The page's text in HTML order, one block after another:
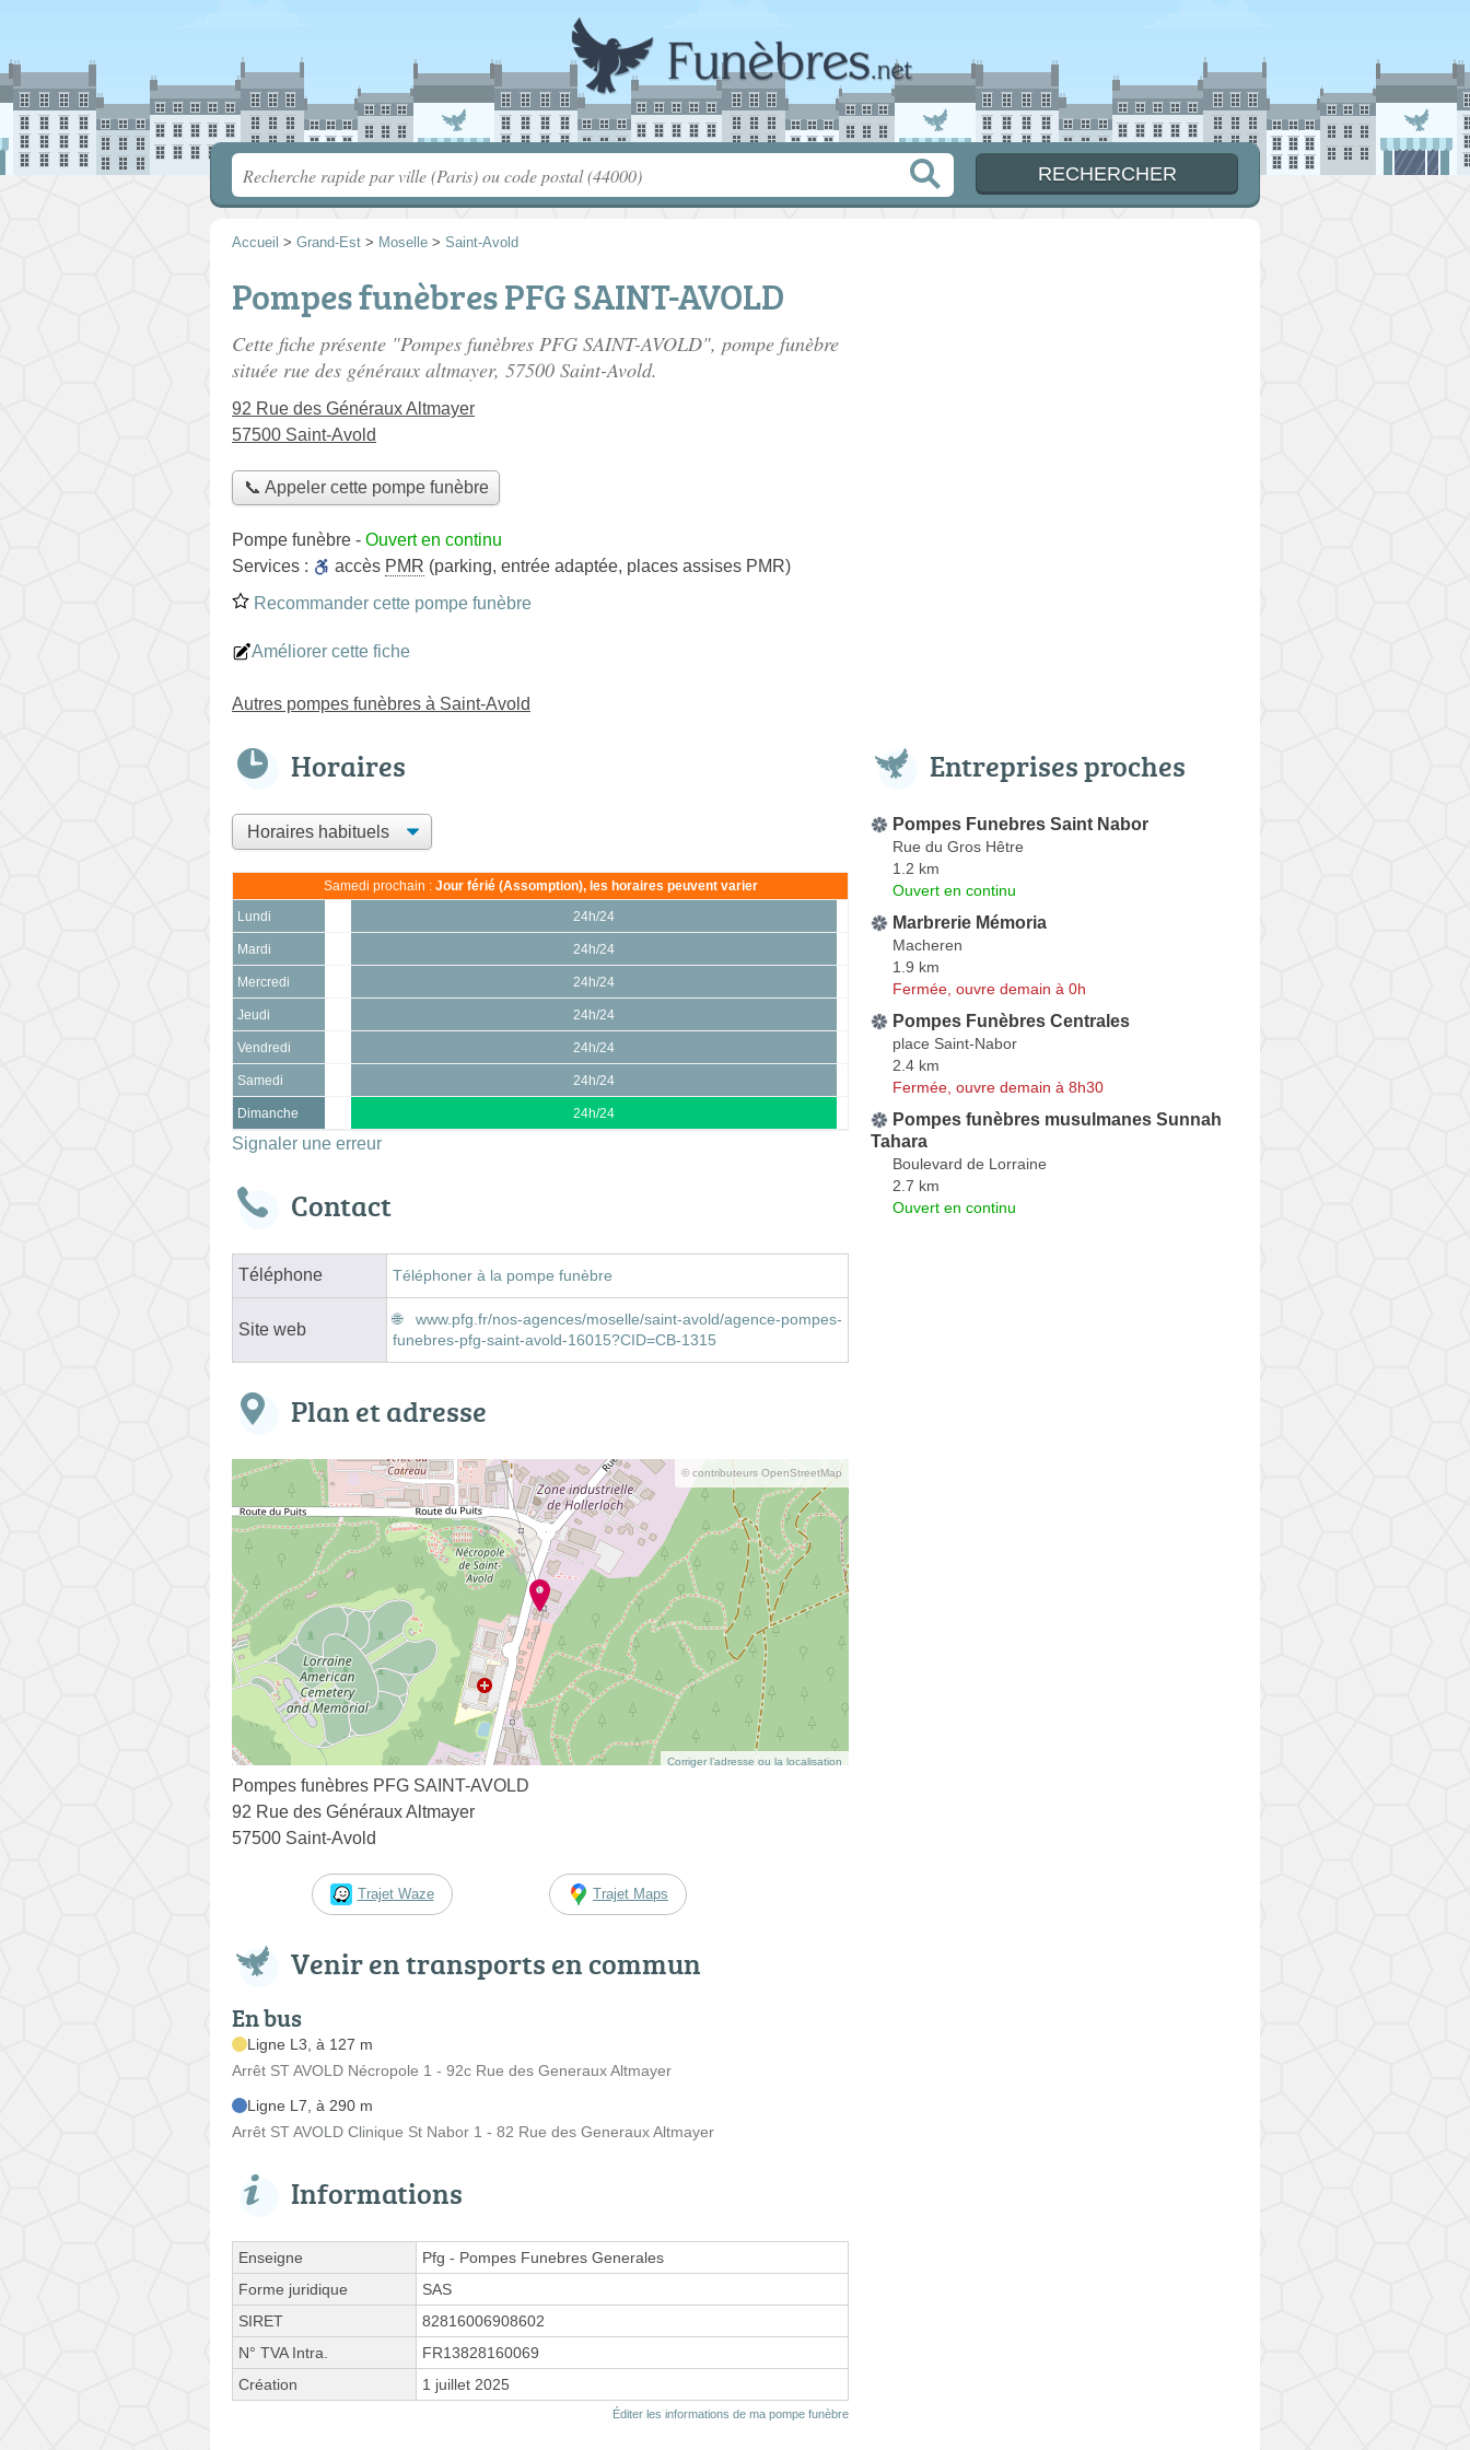
Accueil > Grand-Est > Moselle > Saint-Avold
Pompes funèbres PFG SAINT-AVOLD
Cette fiche présente "Pompes funèbres PFG SAINT-AVOLD", pompe funèbre
située rue des généraux altmayer, 57500 Saint-Avold.
92 Rue des Généraux Altmayer
57500 Saint-Avold
📞 Appeler cette pompe funèbre
Pompe funèbre - Ouvert en continu
Services :
accès PMR (parking, entrée adaptée, places assises PMR)
Recommander cette pompe funèbre
Améliorer cette fiche
Autres pompes funèbres à Saint-Avold
Horaires
Samedi prochain : Jour férié (Assomption), les horaires peuvent varier
Lundi 24h/24
Mardi 24h/24
Mercredi 24h/24
Jeudi 24h/24
Vendredi 24h/24
Samedi 24h/24
Dimanche 24h/24
Signaler une erreur
Contact
Téléphone Téléphoner à la pompe funèbre
Site web
www.pfg.fr/nos-agences/moselle/saint-avold/agence-pompes-
funebres-pfg-saint-avold-16015?CID=CB-1315
Plan et adresse
© contributeurs OpenStreetMap
Corriger l’adresse ou la localisation
Pompes funèbres PFG SAINT-AVOLD
92 Rue des Généraux Altmayer
57500 Saint-Avold
Trajet Waze Trajet Maps
Venir en transports en commun
En bus
Ligne L3, à 127 m
Arrêt ST AVOLD Nécropole 1 - 92c Rue des Generaux Altmayer
Ligne L7, à 290 m
Arrêt ST AVOLD Clinique St Nabor 1 - 82 Rue des Generaux Altmayer
Informations
Enseigne
Pfg - Pompes Funebres Generales
Forme juridique
SAS
SIRET
82816006908602
N° TVA Intra.
FR13828160069
Création
1 juillet 2025
Éditer les informations de ma pompe funèbre
Entreprises proches
Pompes Funebres Saint Nabor
Rue du Gros Hêtre
1.2 km
Ouvert en continu
Marbrerie Mémoria
Macheren
1.9 km
Fermée, ouvre demain à 0h
Pompes Funèbres Centrales
place Saint-Nabor
2.4 km
Fermée, ouvre demain à 8h30
Pompes funèbres musulmanes Sunnah
Tahara
Boulevard de Lorraine
2.7 km
Ouvert en continu